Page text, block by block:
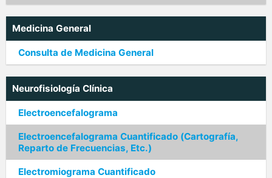
Medicina General
Consulta de Medicina General
Neurofisiología Clínica
Electroencefalograma
Electroencefalograma Cuantificado (Cartografía,
Reparto de Frecuencias, Etc.)
Electromiograma Cuantificado